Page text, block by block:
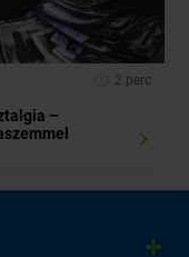
2 perc
–